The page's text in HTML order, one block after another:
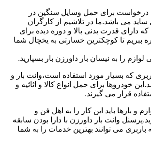
درخواست برای حمل وسایل سنگین در
می باشد.ما در تلاشیم از کارگران
قدرت بدنی بالا و دوره دیده برای
ببریم تا کوچکترین خسارتی به یخچال شما
را به نیسان بار داورزن بار بسپارید.
که بسیار مورد استفاده است،وانت بار و
خودروها برای حمل انواع کالا و اثاثیه و
قرار می گیرند.
و بارها باید این کار را به اهل فن و
وانت بار داورزن با دارا بودن سابقه
باربری می توانند بهترین خدمات را به شما